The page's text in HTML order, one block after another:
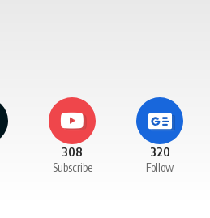
308
Subscribe
320
Follow